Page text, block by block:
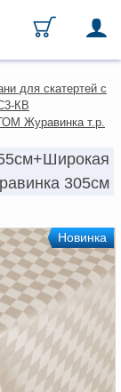
для скатертей с
КВ
Журавинка т.р.
305см
Новинка